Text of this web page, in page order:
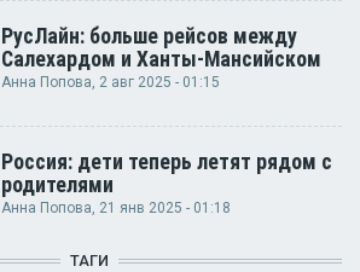
РусЛайн: больше рейсов между
Салехардом и Ханты-Мансийском
Анна Попова, 2 авг 2025 - 01:15
Россия: дети теперь летят рядом с
родителями
Анна Попова , 21 янв 2025 - 01:18
ТАГИ